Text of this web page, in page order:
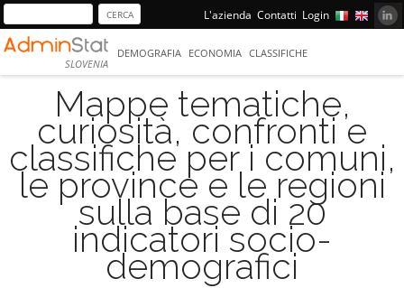
L'azienda Contatti Login
SLOVENIA
DEMOGRAFIA ECONOMIA CLASSIFICHE
Mappe tematiche,
curiosità, confronti e
classifiche per i comuni,
le province e le regioni
sulla base di 20
indicatori socio-
demografici